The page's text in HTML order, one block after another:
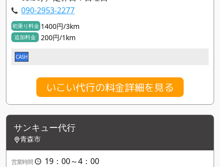
090-2953-2277
初乗り料金 1400円/3km
追加料金 200円/1km
CASH
いこい代行の料金詳細を見る
サンキュー代行
青森市
営業時間
19：00～4：00